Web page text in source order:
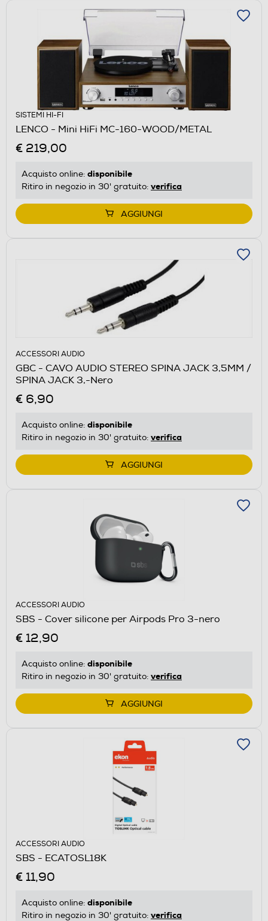
SISTEMI HI-FI
LENCO - Mini HiFi MC-160-WOOD/METAL
€ 219,00
Acquisto online: disponibile
Ritiro in negozio in 30' gratuito: verifica
AGGIUNGI
ACCESSORI AUDIO
GBC - CAVO AUDIO STEREO SPINA JACK 3,5MM /
SPINA JACK 3,-Nero
€ 6,90
Acquisto online: disponibile
Ritiro in negozio in 30' gratuito: verifica
AGGIUNGI
ACCESSORI AUDIO
SBS - Cover silicone per Airpods Pro 3-nero
€ 12,90
Acquisto online: disponibile
Ritiro in negozio in 30' gratuito: verifica
AGGIUNGI
ACCESSORI AUDIO
SBS - ECATOSL18K
€ 11,90
Acquisto online: disponibile
Ritiro in negozio in 30' gratuito: verifica